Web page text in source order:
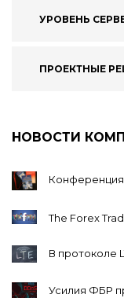
УРОВЕНЬ
ПРОЕКТНЫЕ
НОВОСТИ
Конференция
The Forex
В протоколе
Усилия ФБР